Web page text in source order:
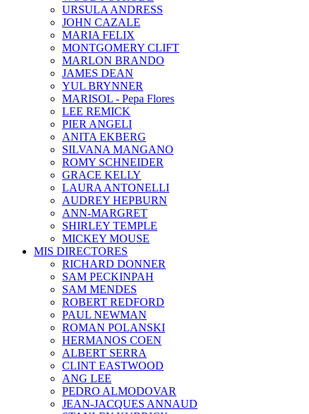
URSULA ANDRESS
JOHN CAZALE
MARIA FELIX
MONTGOMERY CLIFT
MARLON BRANDO
JAMES DEAN
YUL BRYNNER
MARISOL - Pepa Flores
LEE REMICK
PIER ANGELI
ANITA EKBERG
SILVANA MANGANO
ROMY SCHNEIDER
GRACE KELLY
LAURA ANTONELLI
AUDREY HEPBURN
ANN-MARGRET
SHIRLEY TEMPLE
MICKEY MOUSE
MIS DIRECTORES
RICHARD DONNER
SAM PECKINPAH
SAM MENDES
ROBERT REDFORD
PAUL NEWMAN
ROMAN POLANSKI
HERMANOS COEN
ALBERT SERRA
CLINT EASTWOOD
ANG LEE
PEDRO ALMODOVAR
JEAN-JACQUES ANNAUD